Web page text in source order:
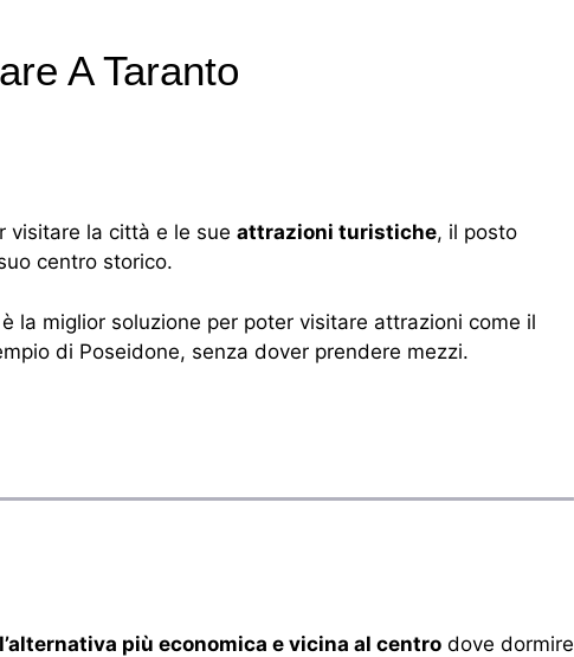
A Taranto
visitare la città e le sue attrazioni turistiche, il posto
centro storico.
la miglior soluzione per poter visitare attrazioni come il
di Poseidone, senza dover prendere mezzi.
l’alternativa più economica e vicina al centro dove dormire